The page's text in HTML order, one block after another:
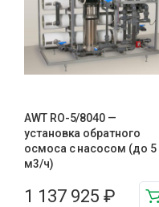
AWT RO-5/8040 —
установка обратного
осмоса с насосом (до 5
м3/ч)
1 137 925 ₽